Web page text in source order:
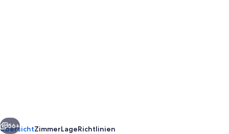
Weiter
56+
ÜbersichtZimmerLageRichtlinien